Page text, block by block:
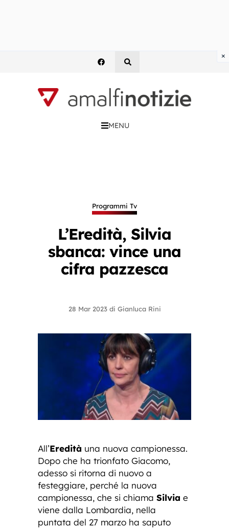
MENU
Programmi Tv
L’Eredità, Silvia
sbanca: vince una
cifra pazzesca
28 Mar 2023 di Gianluca Rini
All’Eredità una nuova campionessa.
Dopo che ha trionfato Giacomo,
adesso si ritorna di nuovo a
festeggiare, perché la nuova
campionessa, che si chiama Silvia e
viene dalla Lombardia, nella
puntata del 27 marzo ha saputo
×